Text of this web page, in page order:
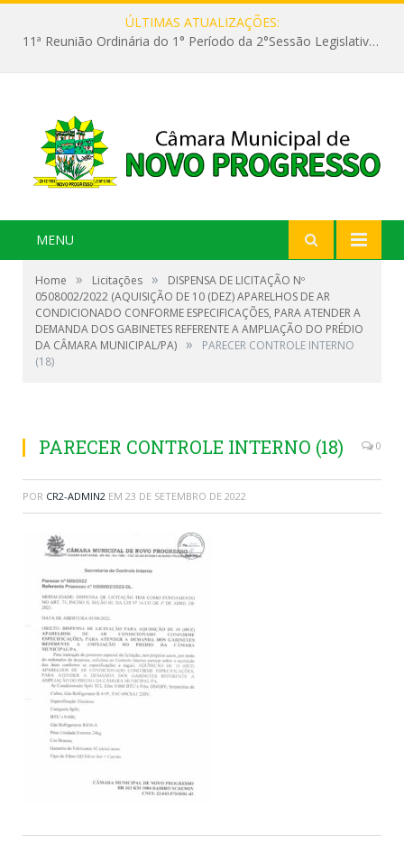
ÚLTIMAS ATUALIZAÇÕES:
11ª Reunião Ordinária do 1° Período da 2°Sessão Legislativa da 9ª Legislatura do Poder Legislativo
MENU
Home » Licitações »
DISPENSA DE LICITAÇÃO Nº
0508002/2022 (AQUISIÇÃO DE 10 (DEZ) APARELHOS DE AR
CONDICIONADO CONFORME ESPECIFICAÇÕES, PARA ATENDER A
DEMANDA DOS GABINETES REFERENTE A AMPLIAÇÃO DO PRÉDIO
DA CÂMARA MUNICIPAL/PA) »
PARECER CONTROLE INTERNO
(18)
PARECER CONTROLE INTERNO (18) 0
POR CR2-ADMIN2 EM 23 DE SETEMBRO DE 2022